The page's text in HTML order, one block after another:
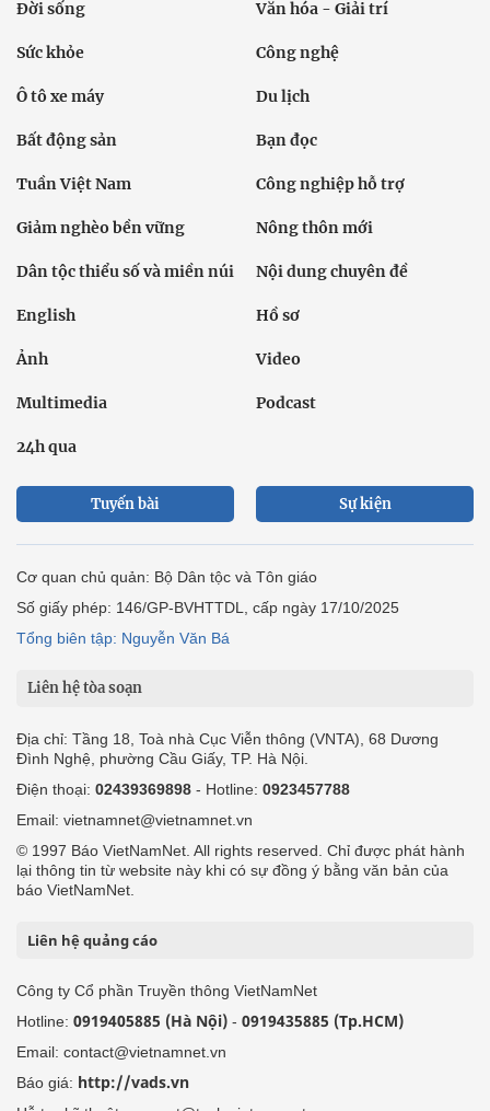
Đời sống Văn hóa - Giải trí
Sức khỏe Công nghệ
Ô tô xe máy Du lịch
Bất động sản Bạn đọc
Tuần Việt Nam Công nghiệp hỗ trợ
Giảm nghèo bền vững Nông thôn mới
Dân tộc thiểu số và miền núi Nội dung chuyên đề
English Hồ sơ
Ảnh Video
Multimedia Podcast
24h qua
Tuyến bài Sự kiện
Cơ quan chủ quản: Bộ Dân tộc và Tôn giáo
Số giấy phép: 146/GP-BVHTTDL, cấp ngày 17/10/2025
Tổng biên tập: Nguyễn Văn Bá
Liên hệ tòa soạn
Địa chỉ: Tầng 18, Toà nhà Cục Viễn thông (VNTA), 68 Dương
Đình Nghệ, phường Cầu Giấy, TP. Hà Nội.
Điện thoại: 02439369898 - Hotline: 0923457788
Email: vietnamnet@vietnamnet.vn
© 1997 Báo VietNamNet. All rights reserved. Chỉ được phát hành
lại thông tin từ website này khi có sự đồng ý bằng văn bản của
báo VietNamNet.
Liên hệ quảng cáo
Công ty Cổ phần Truyền thông VietNamNet
Hotline: 0919405885 (Hà Nội) - 0919435885 (Tp.HCM)
Email: contact@vietnamnet.vn
Báo giá: http://vads.vn